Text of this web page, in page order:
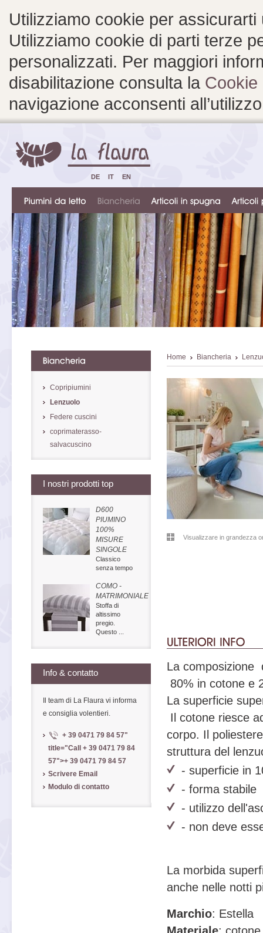
Utilizziamo cookie per
Utilizziamo cookie di parti terze
personalizzati. Per maggiori
disabilitazione consulta la Cookie
navigazione acconsenti
Home Biancheria
Visualizzare in grandezza
La composizione
80% in cotone e
La superficie
Il cotone riesce
corpo. Il
struttura del
- superficie in
- forma stabile
- utilizzo
- non deve
La morbida
anche nelle notti
Marchio: Estella
Copripiumini
Lenzuolo
Federe cuscini
coprimaterasso-
salvacuscino
I nostri prodotti top
D600
PIUMINO
100%
MISURE
SINGOLE
Classico
senza tempo
COMO -
MATRIMONIALE
Stoffa di
altissimo
pregio.
Questo ...
Info & contatto
Il team di La Flaura vi informa
e consiglia volentieri.
+ 39 0471 79 84 57"
title="Call + 39 0471 79 84
57">+ 39 0471 79 84 57
Scrivere Email
Modulo di contatto
DE IT EN